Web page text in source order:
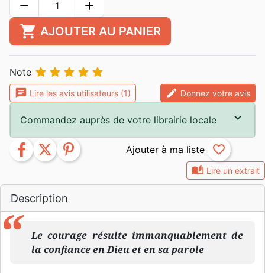
auto_stories Lire un extrait
Description
Le courage résulte immanquablement de
la confiance en Dieu et en sa parole
remove add
shopping_cart AJOUTER AU PANIER
Note     
chat Lire les avis utilisateurs (1) edit Donnez votre avis
Commandez auprès de votre librairie locale
facebook twitter pinterest favorite_border